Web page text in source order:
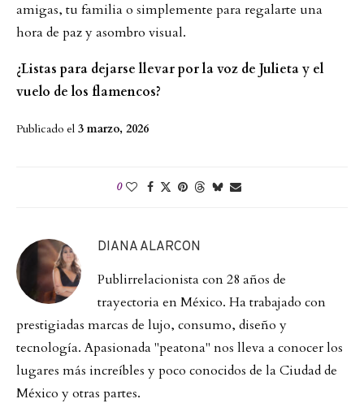
amigas, tu familia o simplemente para regalarte una
hora de paz y asombro visual.
¿Listas para dejarse llevar por la voz de Julieta y el
vuelo de los flamencos?
Publicado el 3 marzo, 2026
0
DIANA ALARCON
Publirrelacionista con 28 años de
trayectoria en México. Ha trabajado con
prestigiadas marcas de lujo, consumo, diseño y
tecnología. Apasionada "peatona" nos lleva a conocer los
lugares más increíbles y poco conocidos de la Ciudad de
México y otras partes.